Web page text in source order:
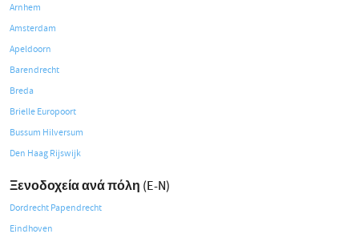
Arnhem
Amsterdam
Apeldoorn
Barendrecht
Breda
Brielle Europoort
Bussum Hilversum
Den Haag Rijswijk
Ξενοδοχεία ανά πόλη (E-N)
Dordrecht Papendrecht
Eindhoven